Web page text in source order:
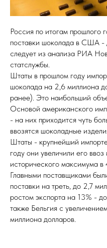
Россия по итогам прошлого
поставки шоколада в США -
следует из анализа РИА
статслужбы.
Штаты в прошлом году
шоколада на 2,6 миллиона
ранее). Это наибольший
Основой американского
- на них приходится чуть
ввозятся шоколадные
Штаты - крупнейший
году они увеличили его
исторического максимума
Главными поставщиками
поставки на треть, до 2,7
ростом экспорта на 13% -
также Бельгия с
миллиона долларов.